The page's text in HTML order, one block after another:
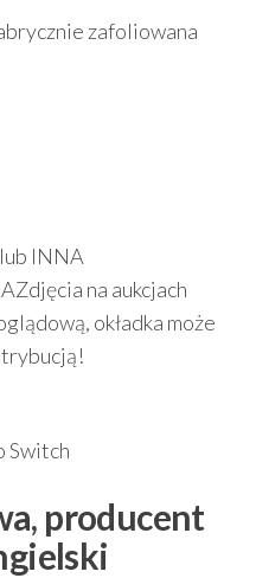
zafoliowana
INNA
na aukcjach
okładka może
Switch
producent